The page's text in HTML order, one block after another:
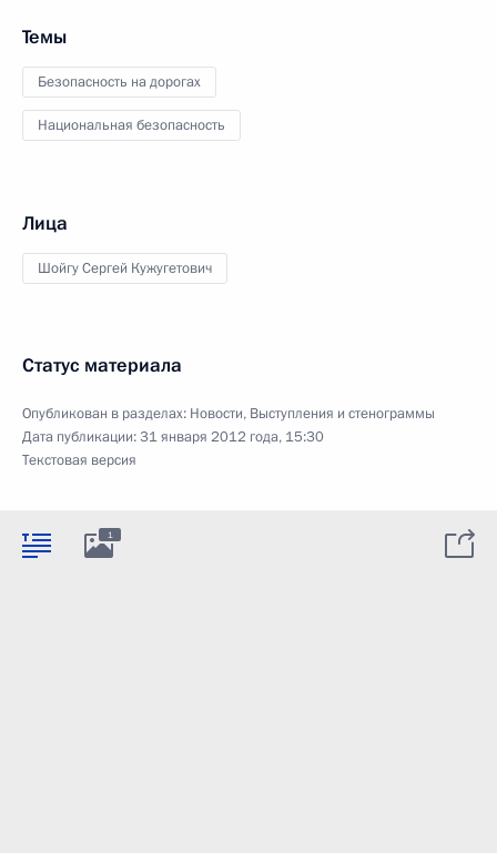
Темы
Безопасность на дорогах
Национальная безопасность
Лица
Шойгу Сергей Кужугетович
Статус материала
Опубликован в разделах: Новости, Выступления и стенограммы
Дата публикации:31 января 2012 года, 15:30
Текстовая версия
1